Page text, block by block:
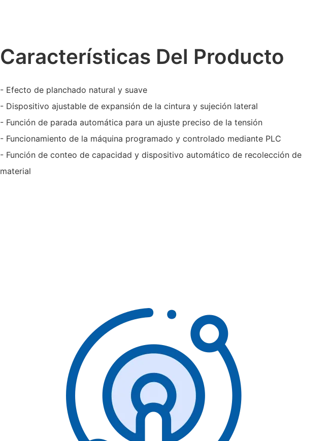
Características Del Producto
- Efecto de planchado natural y suave
- Dispositivo ajustable de expansión de la cintura y sujeción lateral
- Función de parada automática para un ajuste preciso de la tensión
- Funcionamiento de la máquina programado y controlado mediante PLC
- Función de conteo de capacidad y dispositivo automático de recolección de
material